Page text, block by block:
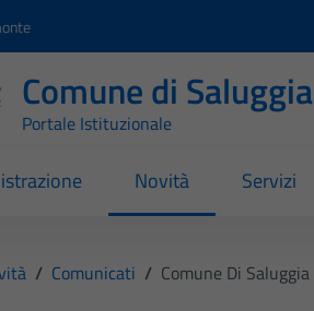
Comune di Saluggia
Portale Istituzionale
Novità Servizi
/ Comunicati / Comune Di